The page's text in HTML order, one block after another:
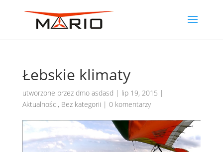
Łebskie klimaty
utworzone przez dmo asdasd | lip 19, 2015 |
Aktualności, Bez kategorii | 0 komentarzy